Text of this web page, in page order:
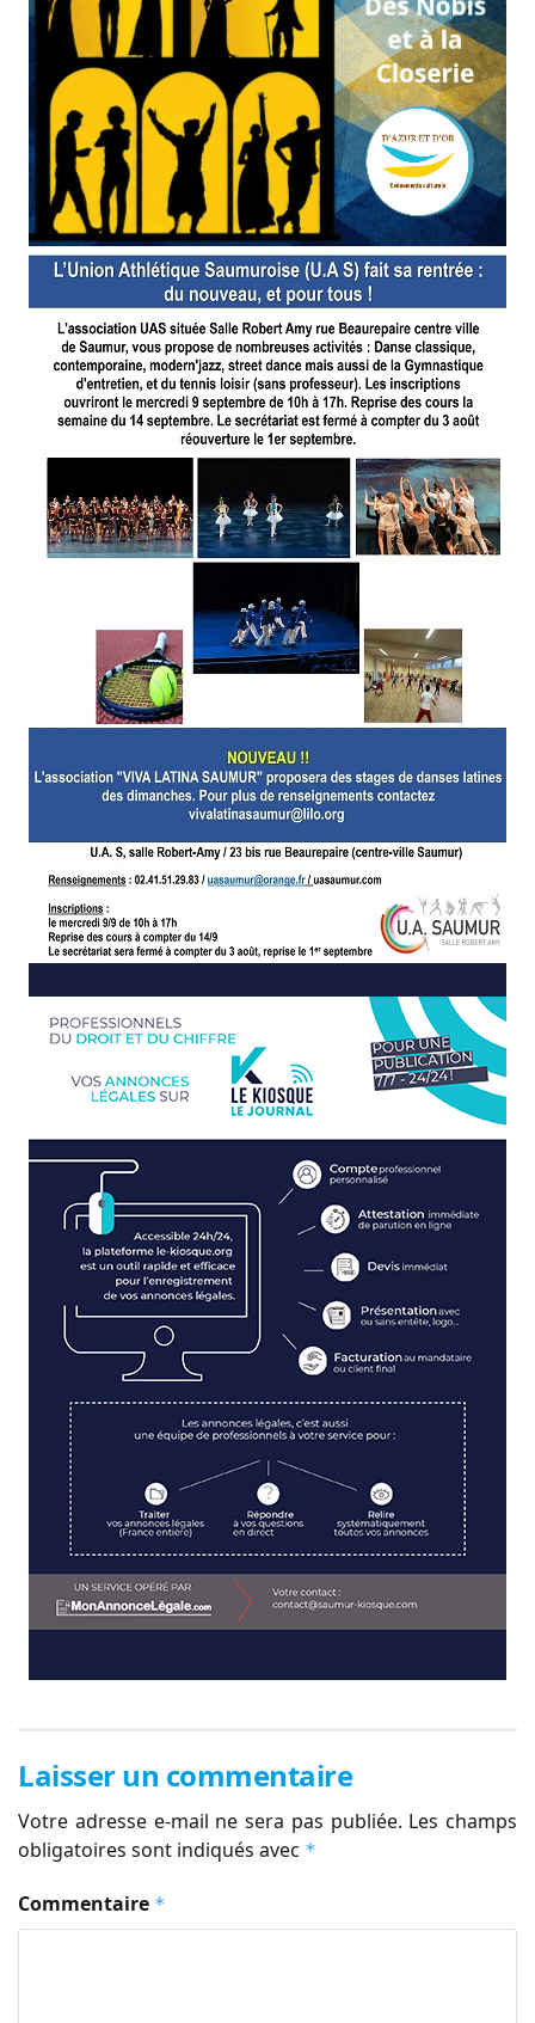
Laisser un commentaire
Votre adresse e-mail ne sera pas publiée. Les champs
obligatoires sont indiqués avec *
Commentaire *